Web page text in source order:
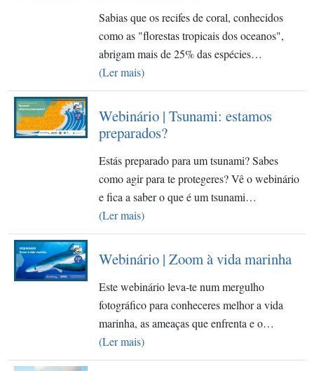
Sabias que os recifes de coral, conhecidos
como as "florestas tropicais dos oceanos",
abrigam mais de 25% das espécies…
(Ler mais)
Webinário | Tsunami: estamos
preparados?
Estás preparado para um tsunami? Sabes
como agir para te protegeres? Vê o webinário
e fica a saber o que é um tsunami…
(Ler mais)
Webinário | Zoom à vida marinha
Este webinário leva-te num mergulho
fotográfico para conheceres melhor a vida
marinha, as ameaças que enfrenta e o…
(Ler mais)